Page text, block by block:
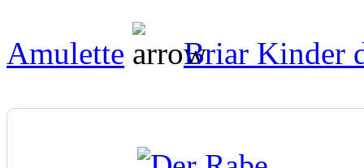
Amulette Briar Kinder